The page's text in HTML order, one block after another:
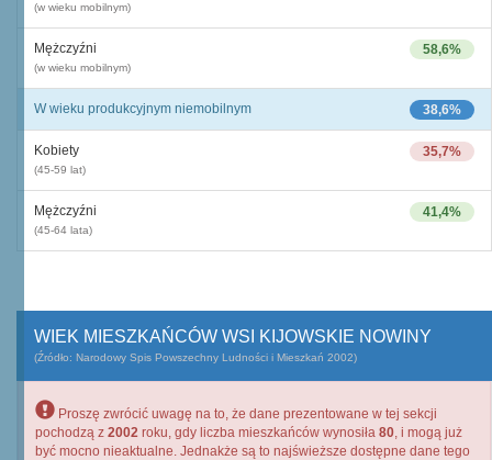
(w wieku mobilnym)
58,6%
Mężczyźni
(w wieku mobilnym)
38,6%
W wieku produkcyjnym niemobilnym
35,7%
Kobiety
(45-59 lat)
41,4%
Mężczyźni
(45-64 lata)
WIEK MIESZKAŃCÓW WSI KIJOWSKIE NOWINY
(Źródło: Narodowy Spis Powszechny Ludności i Mieszkań 2002)
Proszę zwrócić uwagę na to, że dane prezentowane w tej sekcji
pochodzą z 2002 roku, gdy liczba mieszkańców wynosiła 80, i mogą już
być mocno nieaktualne. Jednakże są to najświeższe dostępne dane tego